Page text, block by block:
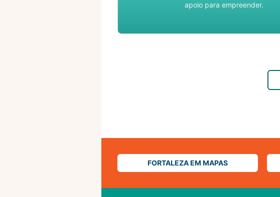
apoio para empreender.
FORTALEZA EM MAPAS